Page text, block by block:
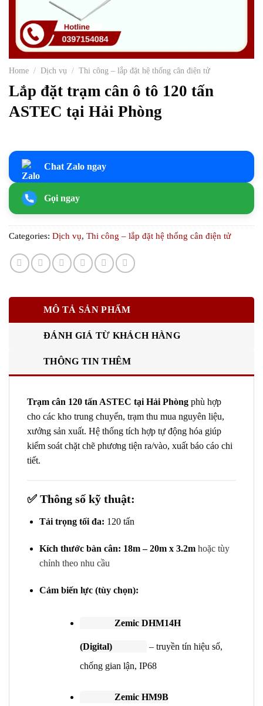
Home / Dịch vụ / Thi công – lắp đặt hệ thống cân điện tử
Lắp đặt trạm cân ô tô 120 tấn
ASTEC tại Hải Phòng
Chat Zalo ngay
Gọi ngay
Categories: Dịch vụ, Thi công – lắp đặt hệ thống cân điện tử
MÔ TẢ SẢN PHẨM
ĐÁNH GIÁ TỪ KHÁCH HÀNG
THÔNG TIN THÊM
Trạm cân 120 tấn ASTEC tại Hải Phòng phù hợp
cho các kho trung chuyển, trạm thu mua nguyên liệu,
xưởng sản xuất. Hệ thống tích hợp tự động hóa giúp
kiểm soát chặt chẽ phương tiện ra/vào, xuất báo cáo chi
tiết.
✅ Thông số kỹ thuật:
Tải trọng tối đa: 120 tấn
Kích thước bàn cân: 18m – 20m x 3.2mhoặc tùy
chỉnh theo nhu cầu
Cảm biến lực (tùy chọn):
Zemic DHM14H
(Digital)
– truyền tín hiệu số,
chống gian lận, IP68
Zemic HM9B